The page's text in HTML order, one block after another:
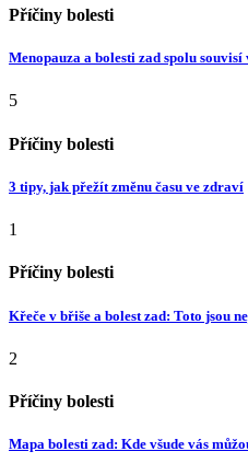
Příčiny bolesti
Menopauza a bolesti zad spolu souvisí
5
Příčiny bolesti
3 tipy, jak přežít změnu času ve zdraví
1
Příčiny bolesti
Křeče v břiše a bolest zad: Toto jsou
2
Příčiny bolesti
Mapa bolesti zad: Kde všude vás